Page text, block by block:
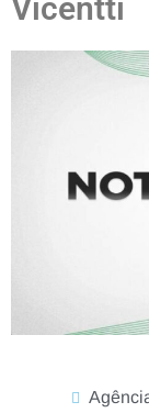
Vicentti